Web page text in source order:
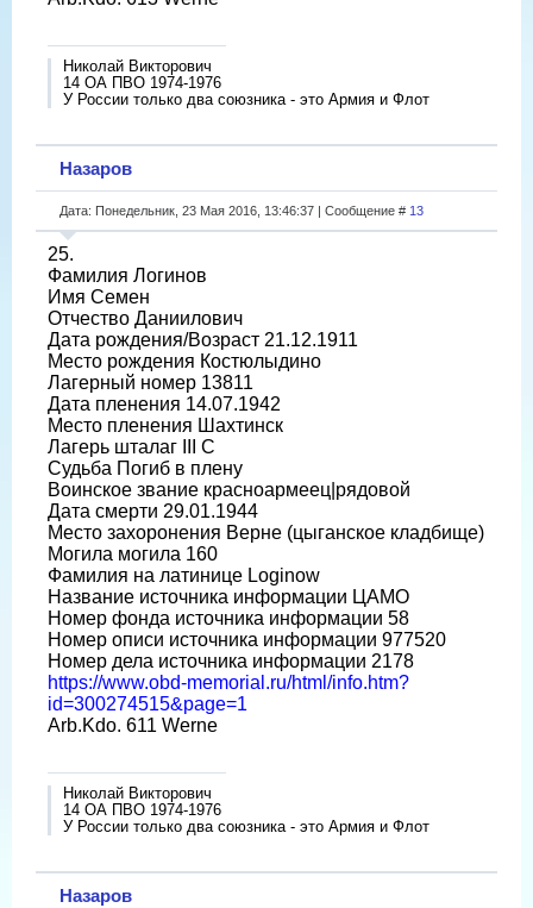
Николай Викторович
14 ОА ПВО 1974-1976
У России только два союзника - это Армия и Флот
Назаров
Дата: Понедельник, 23 Мая 2016, 13:46:37 | Сообщение # 13
25.
Фамилия Логинов
Имя Семен
Отчество Даниилович
Дата рождения/Возраст 21.12.1911
Место рождения Костюлыдино
Лагерный номер 13811
Дата пленения 14.07.1942
Место пленения Шахтинск
Лагерь шталаг III C
Судьба Погиб в плену
Воинское звание красноармеец|рядовой
Дата смерти 29.01.1944
Место захоронения Верне (цыганское кладбище)
Могила могила 160
Фамилия на латинице Loginow
Название источника информации ЦАМО
Номер фонда источника информации 58
Номер описи источника информации 977520
Номер дела источника информации 2178
https://www.obd-memorial.ru/html/info.htm?
id=300274515&page=1
Arb.Kdo. 611 Werne
Николай Викторович
14 ОА ПВО 1974-1976
У России только два союзника - это Армия и Флот
Назаров